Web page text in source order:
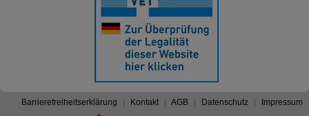
Barrierefreiheitserklärung Kontakt AGB Datenschutz Impressum